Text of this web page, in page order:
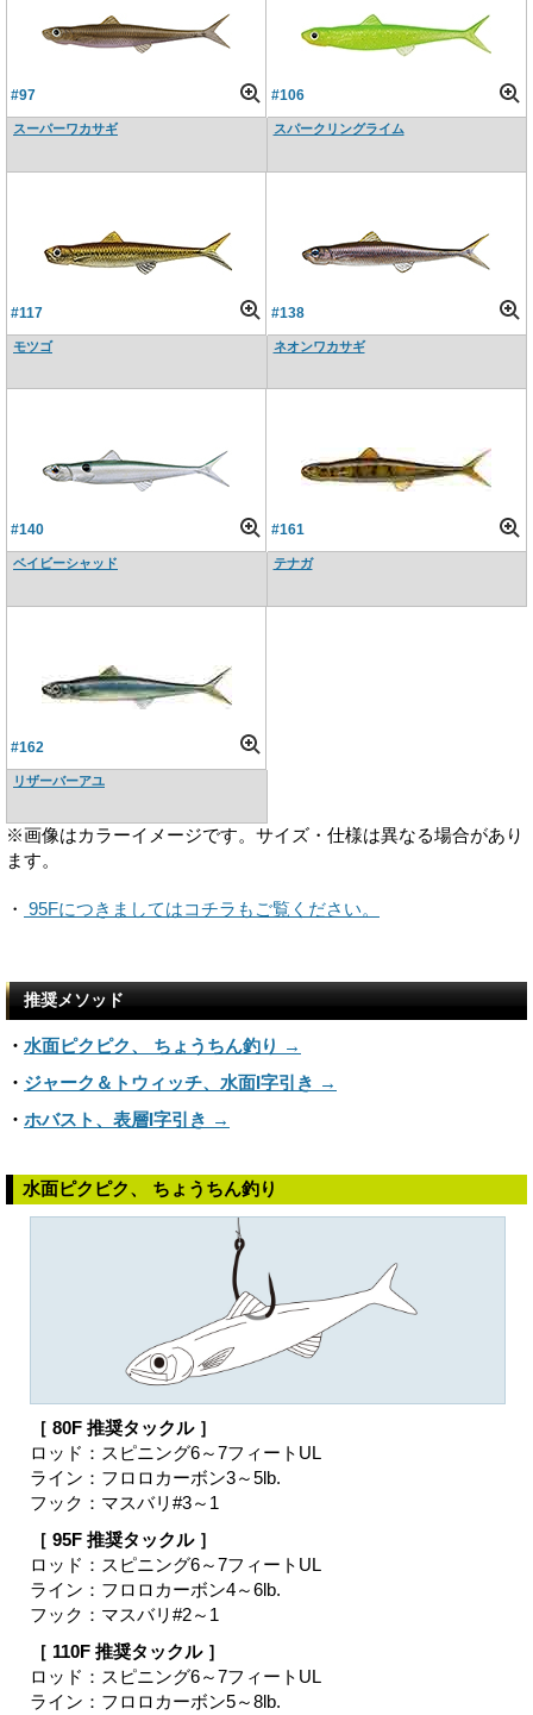
#97
スーパーワカサギ
#106
スパークリングライム
#117
モツゴ
#138
ネオンワカサギ
#140
ベイビーシャッド
#161
テナガ
#162
リザーバーアユ
※画像はカラーイメージです。サイズ・仕様は異なる場合があり
ます。
・ 95Fにつきましてはコチラもご覧ください。
推奨メソッド
・ 水面ピクピク、 ちょうちん釣り →
・ ジャーク＆トウィッチ、水面I字引き →
・ ホバスト、表層I字引き →
水面ピクピク、 ちょうちん釣り
［ 80F 推奨タックル ］
ロッド：スピニング6～7フィートUL
ライン：フロロカーボン3～5lb.
フック：マスバリ#3～1
［ 95F 推奨タックル ］
ロッド：スピニング6～7フィートUL
ライン：フロロカーボン4～6lb.
フック：マスバリ#2～1
［ 110F 推奨タックル ］
ロッド：スピニング6～7フィートUL
ライン：フロロカーボン5～8lb.